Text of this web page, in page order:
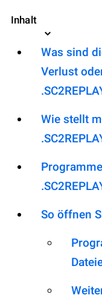
Inhalt
Was sind
Verlust
Wie stellt
So öffnen